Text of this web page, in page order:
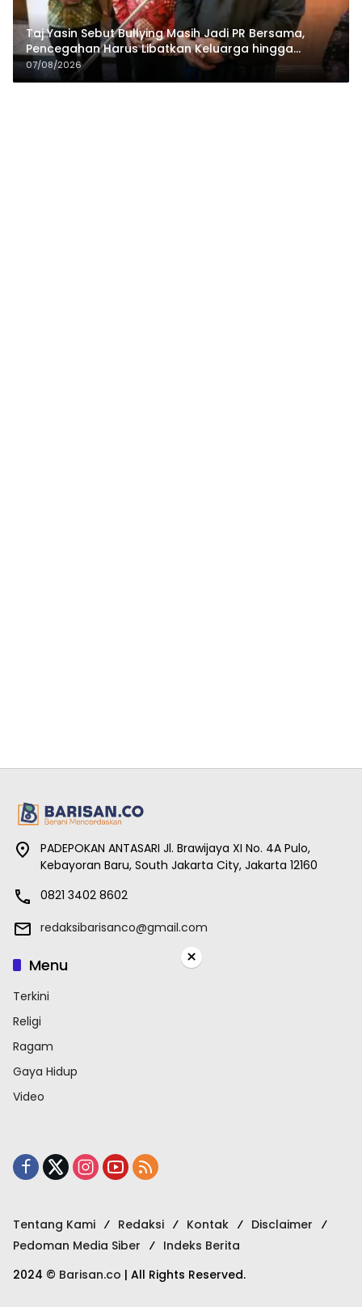
Taj Yasin Sebut Bullying Masih Jadi PR Bersama,
Pencegahan Harus Libatkan Keluarga hingga
Pesantren
07/08/2026
PADEPOKAN ANTASARI Jl. Brawijaya XI No. 4A Pulo,
Kebayoran Baru, South Jakarta City, Jakarta 12160
0821 3402 8602
redaksibarisanco@gmail.com
Menu
Terkini
Religi
Ragam
Gaya Hidup
Video
Tentang Kami Redaksi Kontak
Disclaimer
Pedoman Media Siber
Indeks Berita
2024 © Barisan.co | All Rights Reserved.
×